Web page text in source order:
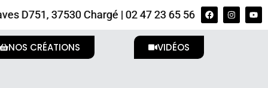
D751, 37530 Chargé | 02 47 23 65 56
NOS CRÉATIONS VIDÉOS